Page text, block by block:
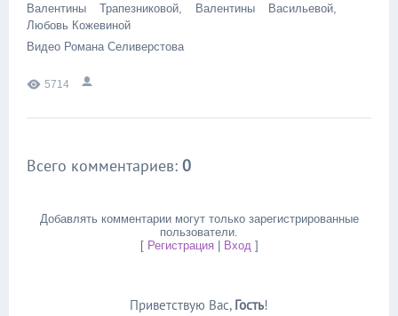
Валентины Трапезниковой, Валентины Васильевой,
Любовь Кожевиной
Видео Романа Селиверстова
5714
Всего комментариев: 0
Добавлять комментарии могут только зарегистрированные
пользователи.
[ Регистрация| Вход]
Приветствую Вас, Гость!